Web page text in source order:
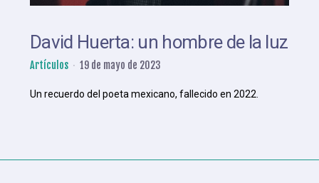
David Huerta: un hombre de la luz
Artículos 19 de mayo de 2023
Un recuerdo del poeta mexicano, fallecido en 2022.